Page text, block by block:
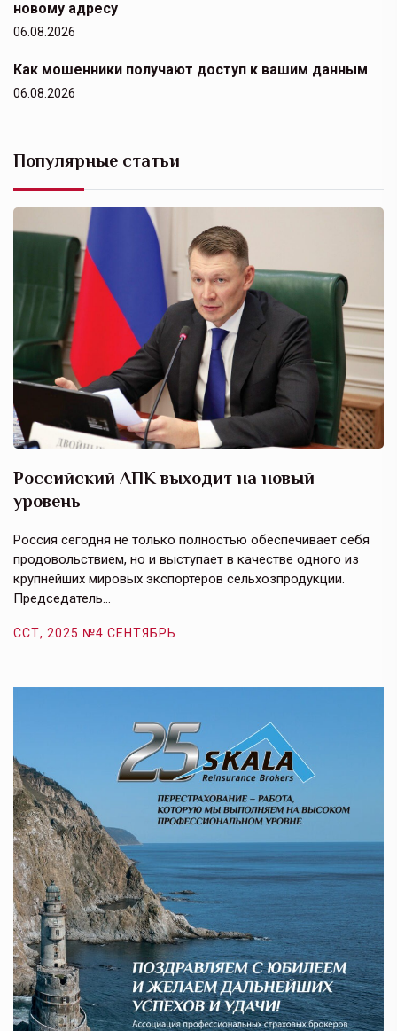
новому адресу
06.08.2026
Как мошенники получают доступ к вашим данным
06.08.2026
Популярные статьи
Российский АПК выходит на новый
уровень
Россия сегодня не только полностью обеспечивает себя
продовольствием, но и выступает в качестве одного из
крупнейших мировых экспортеров сельхозпродукции.
Председатель…
ССТ, 2025 №4 СЕНТЯБРЬ